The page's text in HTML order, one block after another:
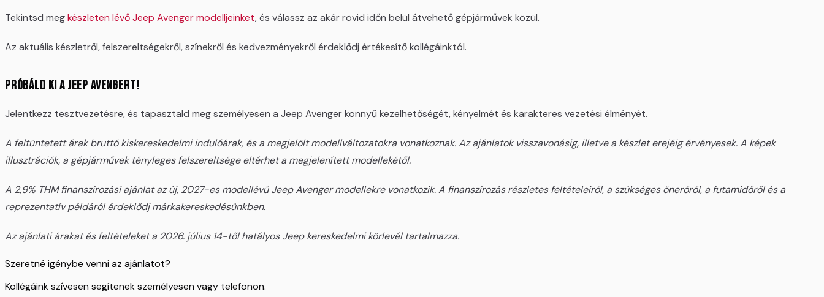
Tekintsd megkészleten lévő Jeep Avenger modelljeinket, és válassz az akár rövid időn belül átvehető gépjárművek közül.
Az aktuális készletről, felszereltségekről, színekről és kedvezményekről érdeklődj értékesítő kollégáinktól.
Próbáld ki a Jeep Avengert!
Jelentkezz tesztvezetésre, és tapasztald meg személyesen a Jeep Avenger könnyű kezelhetőségét, kényelmét és karakteres vezetési élményét.
A feltüntetett árak bruttó kiskereskedelmi indulóárak, és a megjelölt modellváltozatokra vonatkoznak. Az ajánlatok visszavonásig, illetve a készlet erejéig érvényesek. A képek
illusztrációk, a gépjárművek tényleges felszereltsége eltérhet a megjelenített modellekétől.
A 2,9% THM finanszírozási ajánlat az új, 2027-es modellévű Jeep Avenger modellekre vonatkozik. A finanszírozás részletes feltételeiről, a szükséges önerőről, a futamidőről és a
reprezentatív példáról érdeklődj márkakereskedésünkben.
Az ajánlati árakat és feltételeket a 2026. július 14-től hatályos Jeep kereskedelmi körlevél tartalmazza.
Szeretné igénybe venni az ajánlatot?
Kollégáink szívesen segítenek személyesen vagy telefonon.